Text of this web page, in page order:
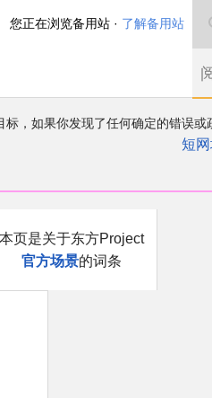
标，如果你发现了任何确定的错误或
一次来到这里，请点击右上角注册一
、反馈都可以在
短
本页是关于东方Project
官方场景的词条
您正在浏览备用站 · 了解备用站